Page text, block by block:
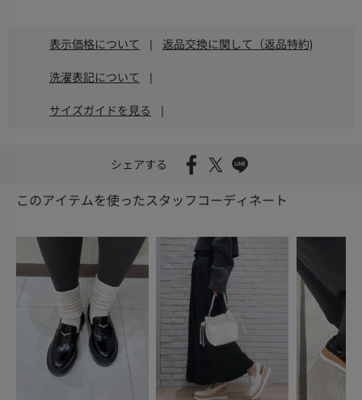
表示価格について | 返品交換に関して（返品特約)
洗濯表記について |
サイズガイドを見る |
シェアする
このアイテムを使ったスタッフコーディネート